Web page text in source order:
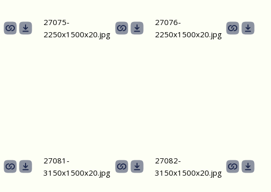
27075-
2250х1500х20.jpg
27076-
2250х1500х20.jpg
27081-
3150х1500х20.jpg
27082-
3150х1500х20.jpg